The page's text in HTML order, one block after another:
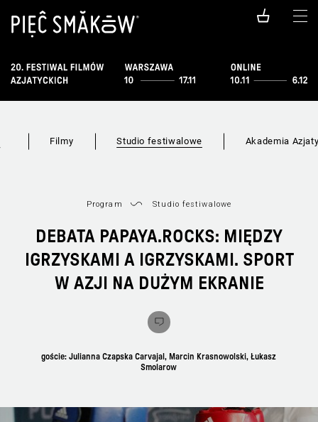
Filmy Studio festiwalowe Akademia
Program Studio festiwalowe
DEBATA PAPAYA.ROCKS: MIĘDZY
IGRZYSKAMI A IGRZYSKAMI. SPORT
W AZJI NA DUŻYM EKRANIE
goście: Julianna Czapska Carvajal, Marcin Krasnowolski, Łukasz
Smolarow